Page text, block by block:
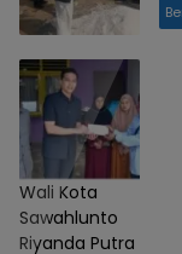
Wali Kota
Sawahlunto
Riyanda Putra